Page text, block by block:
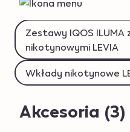
Wkłady nikotynowe
Zestawy IQOS ILUMA
nikotynowymi LEVIA
Wkłady nikotynowe
Akcesoria (3)